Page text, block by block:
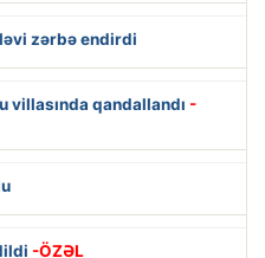
zərbə endirdi
villasında qandallandı -
-ÖZƏL